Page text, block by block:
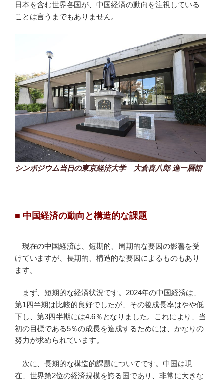
日本を含む世界各国が、中国経済の動向を注視している
ことは言うまでもありません。
シンポジウム当日の東京経済大学 大倉喜八郎 進一層館
■ 中国経済の動向と構造的な課題
現在の中国経済は、短期的、周期的な要因の影響を受
けていますが、長期的、構造的な要因によるものもあり
ます。
まず、短期的な経済状況です。2024年の中国経済は、
第1四半期は比較的良好でしたが、その後成長率はやや低
下し、第3四半期には4.6％となりました。これにより、当
初の目標である5％の成長を達成するためには、かなりの
努力が求められています。
次に、長期的な構造的課題についてです。中国は現
在、世界第2位の経済規模を誇る国であり、非常に大きな